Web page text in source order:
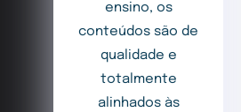
ensino, os
conteúdos são de
qualidade e
totalmente
alinhados às